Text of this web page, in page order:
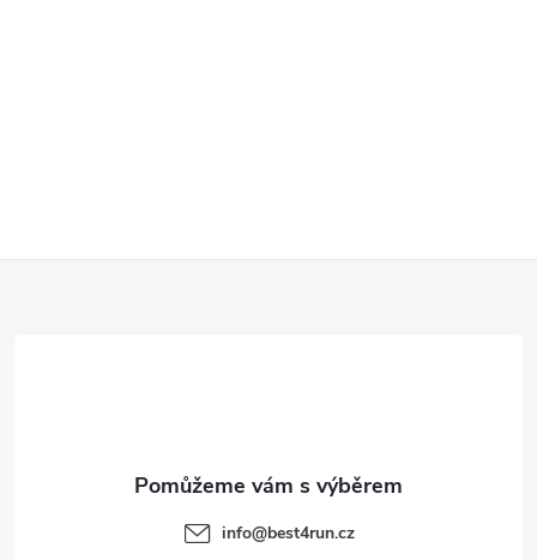
info@best4run.cz